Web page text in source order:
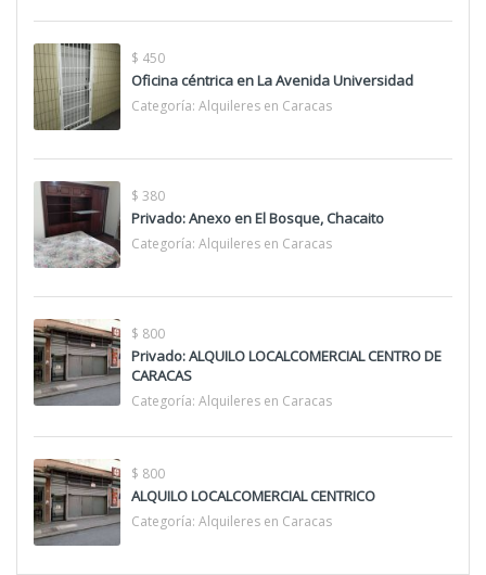
$ 450
Oficina céntrica en La Avenida Universidad
Categoría: Alquileres en Caracas
$ 380
Privado: Anexo en El Bosque, Chacaito
Categoría: Alquileres en Caracas
$ 800
Privado: ALQUILO LOCALCOMERCIAL CENTRO DE
CARACAS
Categoría: Alquileres en Caracas
$ 800
ALQUILO LOCALCOMERCIAL CENTRICO
Categoría: Alquileres en Caracas